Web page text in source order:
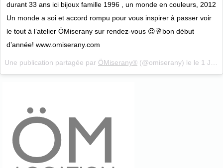
durant 33 ans ici bijoux famille 1996 , un monde en couleurs, 2012
Un monde a soi et accord rompu pour vous inspirer à passer voir
le tout à l’atelier ÖMiserany sur rendez-vous 😍🥂bon début
d’année! www.omiserany.com
Une publication partagée par ÖMiserany® (@omiserany) le le 1 Jan 2018 à 8 h 11 m PST